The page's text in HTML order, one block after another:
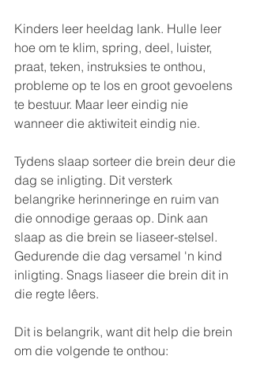
Kinders leer heeldag lank. Hulle leer
hoe om te klim, spring, deel, luister,
praat, teken, instruksies te onthou,
probleme op te los en groot gevoelens
te bestuur. Maar leer eindig nie
wanneer die aktiwiteit eindig nie.
Tydens slaap sorteer die brein deur die
dag se inligting. Dit versterk
belangrike herinneringe en ruim van
die onnodige geraas op. Dink aan
slaap as die brein se liaseer-stelsel.
Gedurende die dag versamel 'n kind
inligting. Snags liaseer die brein dit in
die regte lêers.
Dit is belangrik, want dit help die brein
om die volgende te onthou: